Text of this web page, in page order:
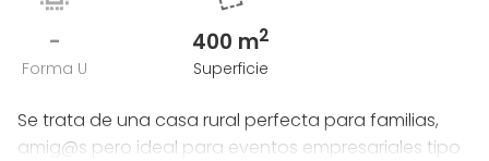
-
Forma U
400 m2
Superficie
Se trata de una casa rural perfecta para familias,
amig@s pero ideal para eventos empresariales tipo